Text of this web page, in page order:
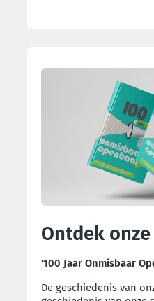
Ontdek
'100 Jaar Onmisbaar
De geschiedenis van